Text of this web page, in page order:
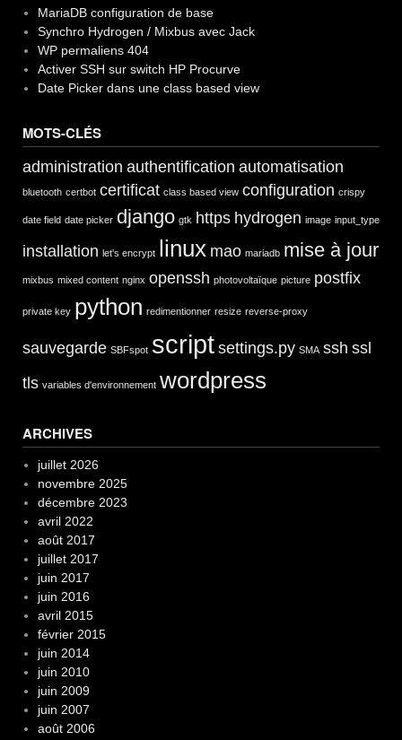
MariaDB configuration de base
Synchro Hydrogen / Mixbus avec Jack
WP permaliens 404
Activer SSH sur switch HP Procurve
Date Picker dans une class based view
MOTS-CLÉS
administration authentification automatisation
bluetooth certbot certificat class based view configuration crispy
date field date picker django gtk https hydrogen image input_type
installation let's encrypt linux mao mariadb mise à jour
mixbus mixed content nginx openssh photovoltaïque picture postfix
private key python redimentionner resize reverse-proxy
sauvegarde SBFspot script settings.py SMA ssh ssl
tls variables d'environnement wordpress
ARCHIVES
juillet 2026
novembre 2025
décembre 2023
avril 2022
août 2017
juillet 2017
juin 2017
juin 2016
avril 2015
février 2015
juin 2014
juin 2010
juin 2009
juin 2007
août 2006